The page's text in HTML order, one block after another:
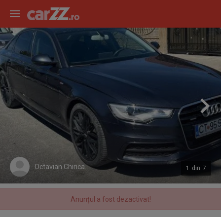
1 din 7
Anunțul a fost dezactivat!
Octavian Chirica